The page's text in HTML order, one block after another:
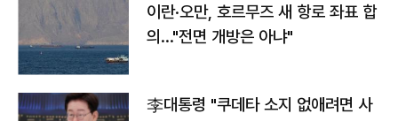
이란·오만, 호르무즈 새 항로 좌표 합
의…"전면 개방은 아냐"
李대통령 "쿠데타 소지 없애려면 사